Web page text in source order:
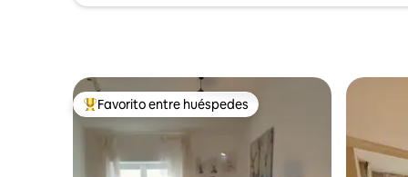
El salón cuenta con una gran mesa de
cristal y cuatro modernas sillas desde las
cuales se contempla la catedral más
bonita del mundo, vistas privilegiadas. Su
comodísimo sofá- cama de 150 permite
Favorito entre huéspedes preferido
Favorito entre huéspedes